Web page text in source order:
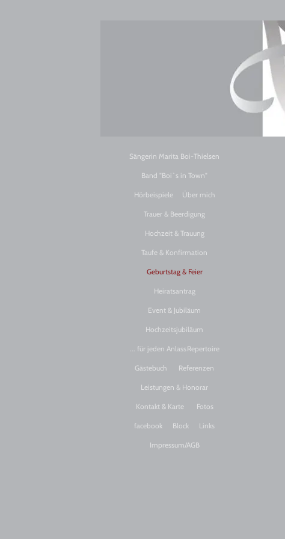
Sängerin Marita Boi-Thielsen
Band "Boi`s in Town"
Hörbeispiele Über mich
Trauer & Beerdigung
Hochzeit & Trauung
Taufe & Konfirmation
Geburtstag & Feier
Heiratsantrag
Event & Jubiläum
Hochzeitsjubiläum
... für jeden AnlassRepertoire
Gästebuch Referenzen
Leistungen & Honorar
Kontakt & Karte Fotos
facebook Block Links
Impressum/AGB